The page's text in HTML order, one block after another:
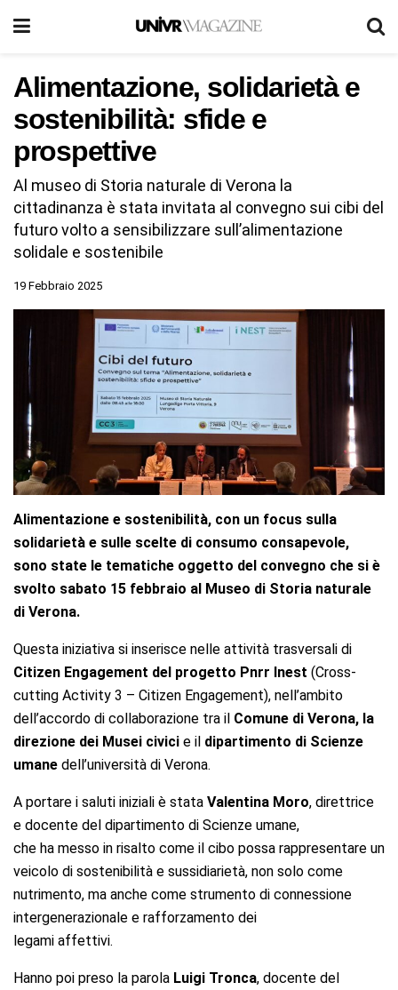
Alimentazione, solidarietà e
sostenibilità: sfide e
prospettive
Al museo di Storia naturale di Verona la
cittadinanza è stata invitata al convegno sui cibi del
futuro volto a sensibilizzare sull’alimentazione
solidale e sostenibile
19 Febbraio 2025
Alimentazione e sostenibilità, con un focus sulla
solidarietà e sulle scelte di consumo consapevole,
sono state le tematiche oggetto del convegno che si è
svolto sabato 15 febbraio al Museo di Storia naturale
di Verona.
Questa iniziativa si inserisce nelle attività trasversali di
Citizen Engagement del progetto Pnrr Inest (Cross-
cutting Activity 3 – Citizen Engagement), nell’ambito
dell’accordo di collaborazione tra il Comune di Verona, la
direzione dei Musei civici e il dipartimento di Scienze
umane dell’università di Verona.
A portare i saluti iniziali è stata Valentina Moro, direttrice
e docente del dipartimento di Scienze umane,
che ha messo in risalto come il cibo possa rappresentare un
veicolo di sostenibilità e sussidiarietà, non solo come
nutrimento, ma anche come strumento di connessione
intergenerazionale e rafforzamento dei
legami affettivi.
Hanno poi preso la parola Luigi Tronca, docente del